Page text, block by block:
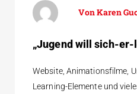
Karen
„Jugend will sich-er-
Website, Animationsfilme,
Learning-Elemente und